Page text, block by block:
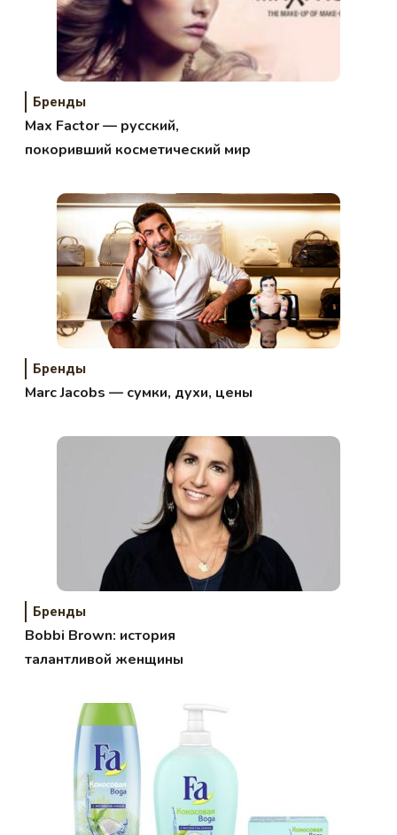
Бренды
Max Factor — русский,
покоривший косметический мир
Бренды
Marc Jacobs — сумки, духи, цены
Бренды
Bobbi Brown: история
талантливой женщины